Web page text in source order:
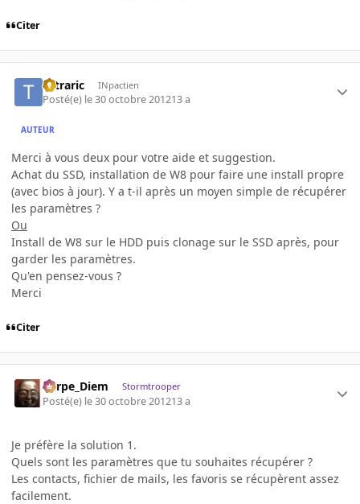
Citer
Tetraric INpactien
Posté(e) le 30 octobre 201213 a
AUTEUR
Merci à vous deux pour votre aide et suggestion.
Achat du SSD, installation de W8 pour faire une install propre
(avec bios à jour). Y a t-il après un moyen simple de récupérer
les paramètres ?
Ou
Install de W8 sur le HDD puis clonage sur le SSD après, pour
garder les paramètres.
Qu'en pensez-vous ?
Merci
Citer
Carpe_Diem Stormtrooper
Posté(e) le 30 octobre 201213 a
Je préfère la solution 1.
Quels sont les paramètres que tu souhaites récupérer ?
Les contacts, fichier de mails, les favoris se récupèrent assez
facilement.